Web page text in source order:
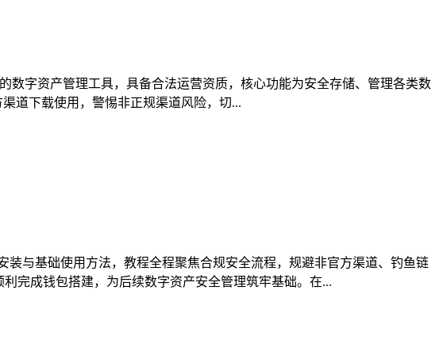
数字资产管理工具，具备合法运营资质，核心功能为安全存储、管理各类数
道下载使用，警惕非正规渠道风险，切...
与基础使用方法，教程全程聚焦合规安全流程，规避非官方渠道、钓鱼链
完成钱包搭建，为后续数字资产安全管理筑牢基础。在...